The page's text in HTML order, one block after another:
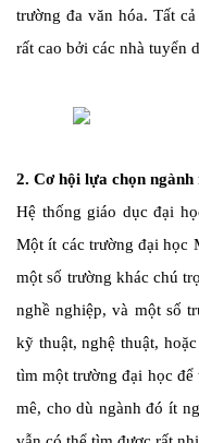
trường đa văn hóa. Tất
rất cao bởi các nhà tuyển
2. Cơ hội lựa chọn ngành
Hệ thống giáo dục đại
Một ít các trường đại học
một số trường khác chú
nghề nghiệp, và một số
kỹ thuật, nghệ thuật,
tìm một trường đại học để
mê, cho dù ngành đó ít